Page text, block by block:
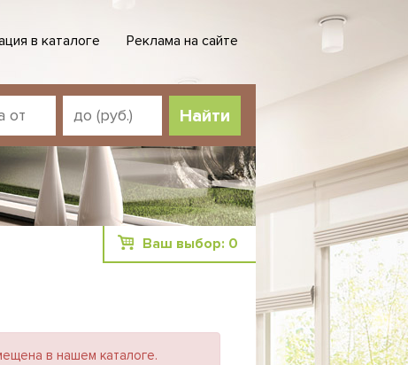
в каталоге Реклама на сайте
Ваш выбор: 0
в нашем каталоге.